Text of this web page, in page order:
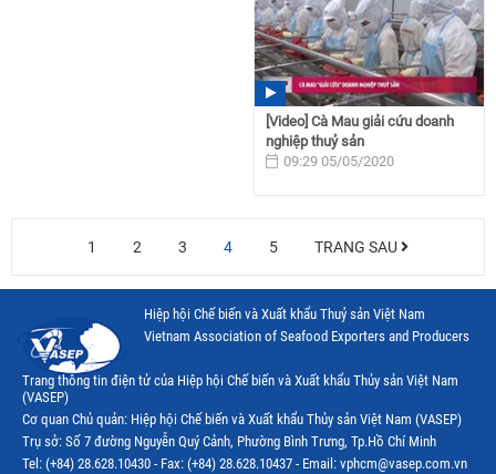
[Video] Cà Mau giải cứu doanh
nghiệp thuỷ sản
09:29 05/05/2020
1 2 3 4 5 TRANG SAU
Hiệp hội Chế biến và Xuất khẩu Thuỷ sản Việt Nam
Vietnam Association of Seafood Exporters and Producers
Trang thông tin điện tử của Hiệp hội Chế biến và Xuất khẩu Thủy sản Việt Nam
(VASEP)
Cơ quan Chủ quản: Hiệp hội Chế biến và Xuất khẩu Thủy sản Việt Nam (VASEP)
Trụ sở: Số 7 đường Nguyễn Quý Cảnh, Phường Bình Trưng, Tp.Hồ Chí Minh
Tel: (+84) 28.628.10430 - Fax: (+84) 28.628.10437 - Email: vphcm@vasep.com.vn